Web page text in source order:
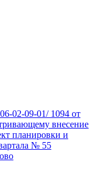
09-01/ 1094 от
внесение
планировки и
№ 55